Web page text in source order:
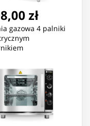
zł
gazowa 4 palniki
Line - Hendi